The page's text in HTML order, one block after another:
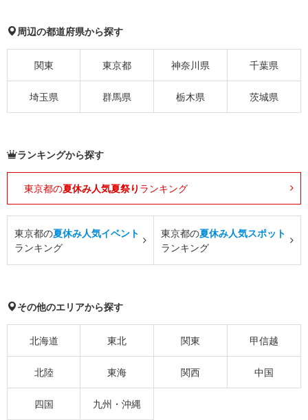
周辺の都道府県から探す
関東 東京都 神奈川県 千葉県
埼玉県 群馬県 栃木県 茨城県
ランキングから探す
東京都の夏休み人気夏祭り ランキング
東京都の夏休み人気イベント
ランキング
東京都の夏休み人気スポット
ランキング
その他のエリアから探す
北海道 東北 関東 甲信越
北陸 東海 関西 中国
四国 九州・沖縄